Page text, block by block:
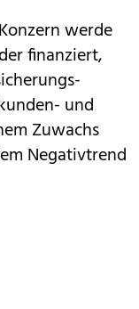
werde
finanziert,
und
Zuwachs
Negativtrend